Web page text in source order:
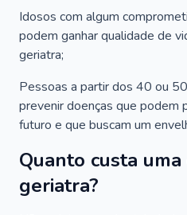
Idosos com algum
podem ganhar qualidade de
geriatra;
Pessoas a partir dos 40 ou
prevenir doenças que podem
futuro e que buscam um
Quanto custa
geriatra?